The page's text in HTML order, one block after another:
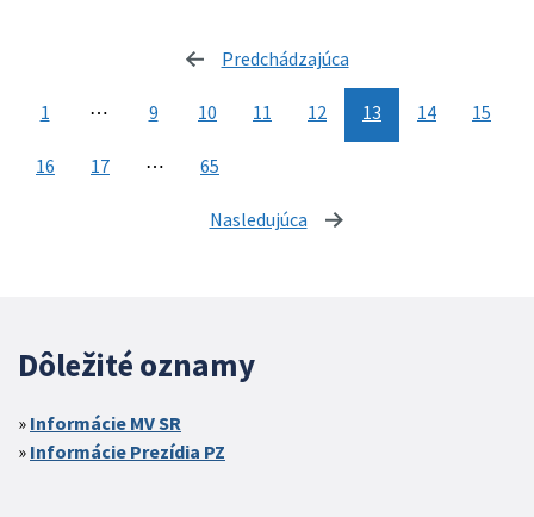
Predchádzajúca
1 ⋯ 9 10 11 12 13 14 15
16 17 ⋯ 65
Nasledujúca stránka
Dôležité oznamy
Informácie MV SR
Informácie Prezídia PZ